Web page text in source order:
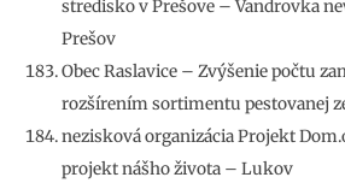
stredisko v Prešove – Vandrovka
Prešov
Obec Raslavice – Zvýšenie počtu
rozšírením sortimentu pestovanej
nezisková organizácia Projekt
projekt nášho života – Lukov